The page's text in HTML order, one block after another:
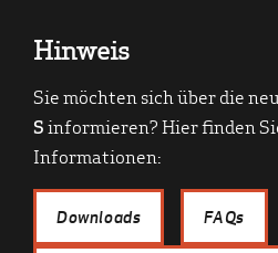
Hinweis
Sie möchten sich über die
Sinformieren? Hier finden
Informationen:
Downloads FAQs